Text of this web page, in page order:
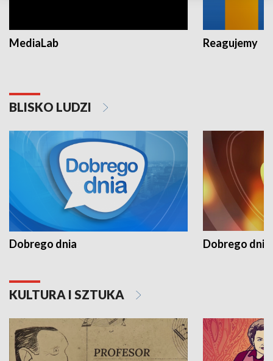
MediaLab Reagujemy
BLISKO LUDZI
Dobrego dnia Dobrego dnia
KULTURA I SZTUKA